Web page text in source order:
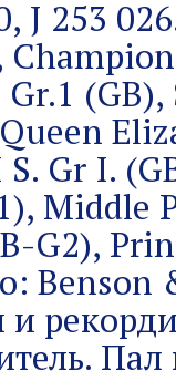
Ј 253
(GB),
Gr I.
Middle
G2),
Benson
Пал